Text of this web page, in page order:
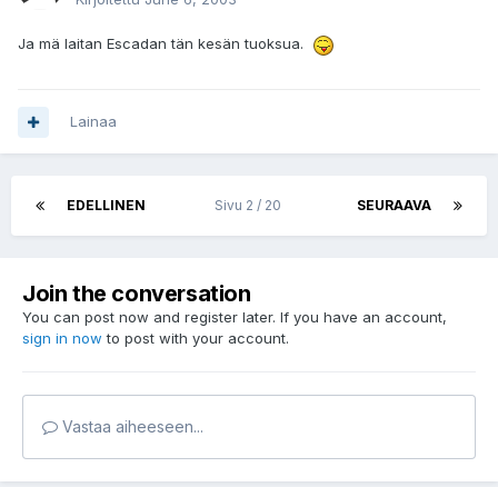
Ja mä laitan Escadan tän kesän tuoksua.
Lainaa
EDELLINEN SEURAAVA
Sivu 2 / 20
Join the conversation
You can post now and register later. If you have an account,
sign in now to post with your account.
Vastaa aiheeseen...